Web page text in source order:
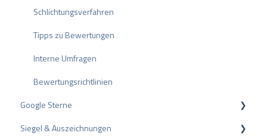
Schlichtungsverfahren
Tipps zu Bewertungen
Interne Umfragen
Bewertungsrichtlinien
Google Sterne
Rich Snippet
Siegel & Auszeichnungen